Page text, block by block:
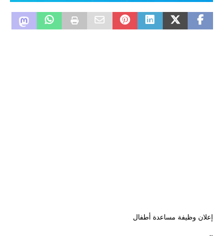
إعلان وظيفة مساعدة أطفال